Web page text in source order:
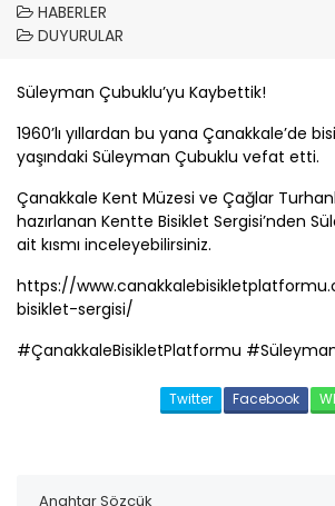
HABERLER
DUYURULAR
Süleyman Çubuklu’yu Kaybettik!
1960’lı yıllardan bu yana Çanakkale’de
yaşındaki Süleyman Çubuklu vefat etti.
Çanakkale Kent Müzesi ve Çağlar
hazırlanan Kentte Bisiklet Sergisi’nden
ait kısmı inceleyebilirsiniz.
https://
bisiklet-sergisi/
#ÇanakkaleBisikletPlatformu
Twitter Facebook